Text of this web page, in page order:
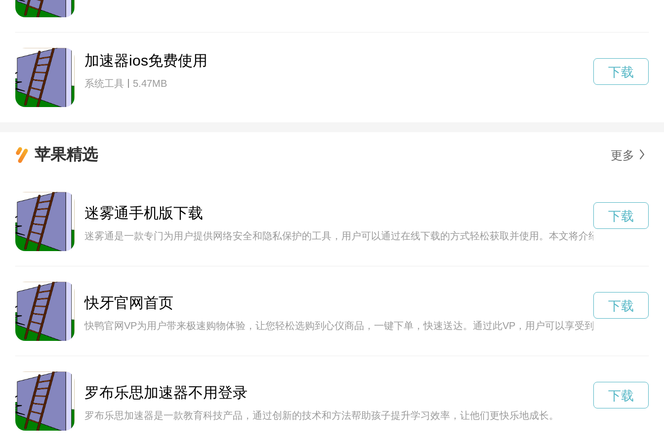
加速器ios免费使用
系统工具 5.47MB
下载
苹果精选 更多
迷雾通手机版下载
迷雾通是一款专门为用户提供网络安全和隐私保护的工具，用户可以通过在线下载的方式轻松获取并使用。本文将介绍迷雾通在线下
下载
快牙官网首页
快鸭官网VP为用户带来极速购物体验，让您轻松选购到心仪商品，一键下单，快速送达。通过此VP，用户可以享受到高效便捷的购
下载
罗布乐思加速器不用登录
罗布乐思加速器是一款教育科技产品，通过创新的技术和方法帮助孩子提升学习效率，让他们更快乐地成长。
下载